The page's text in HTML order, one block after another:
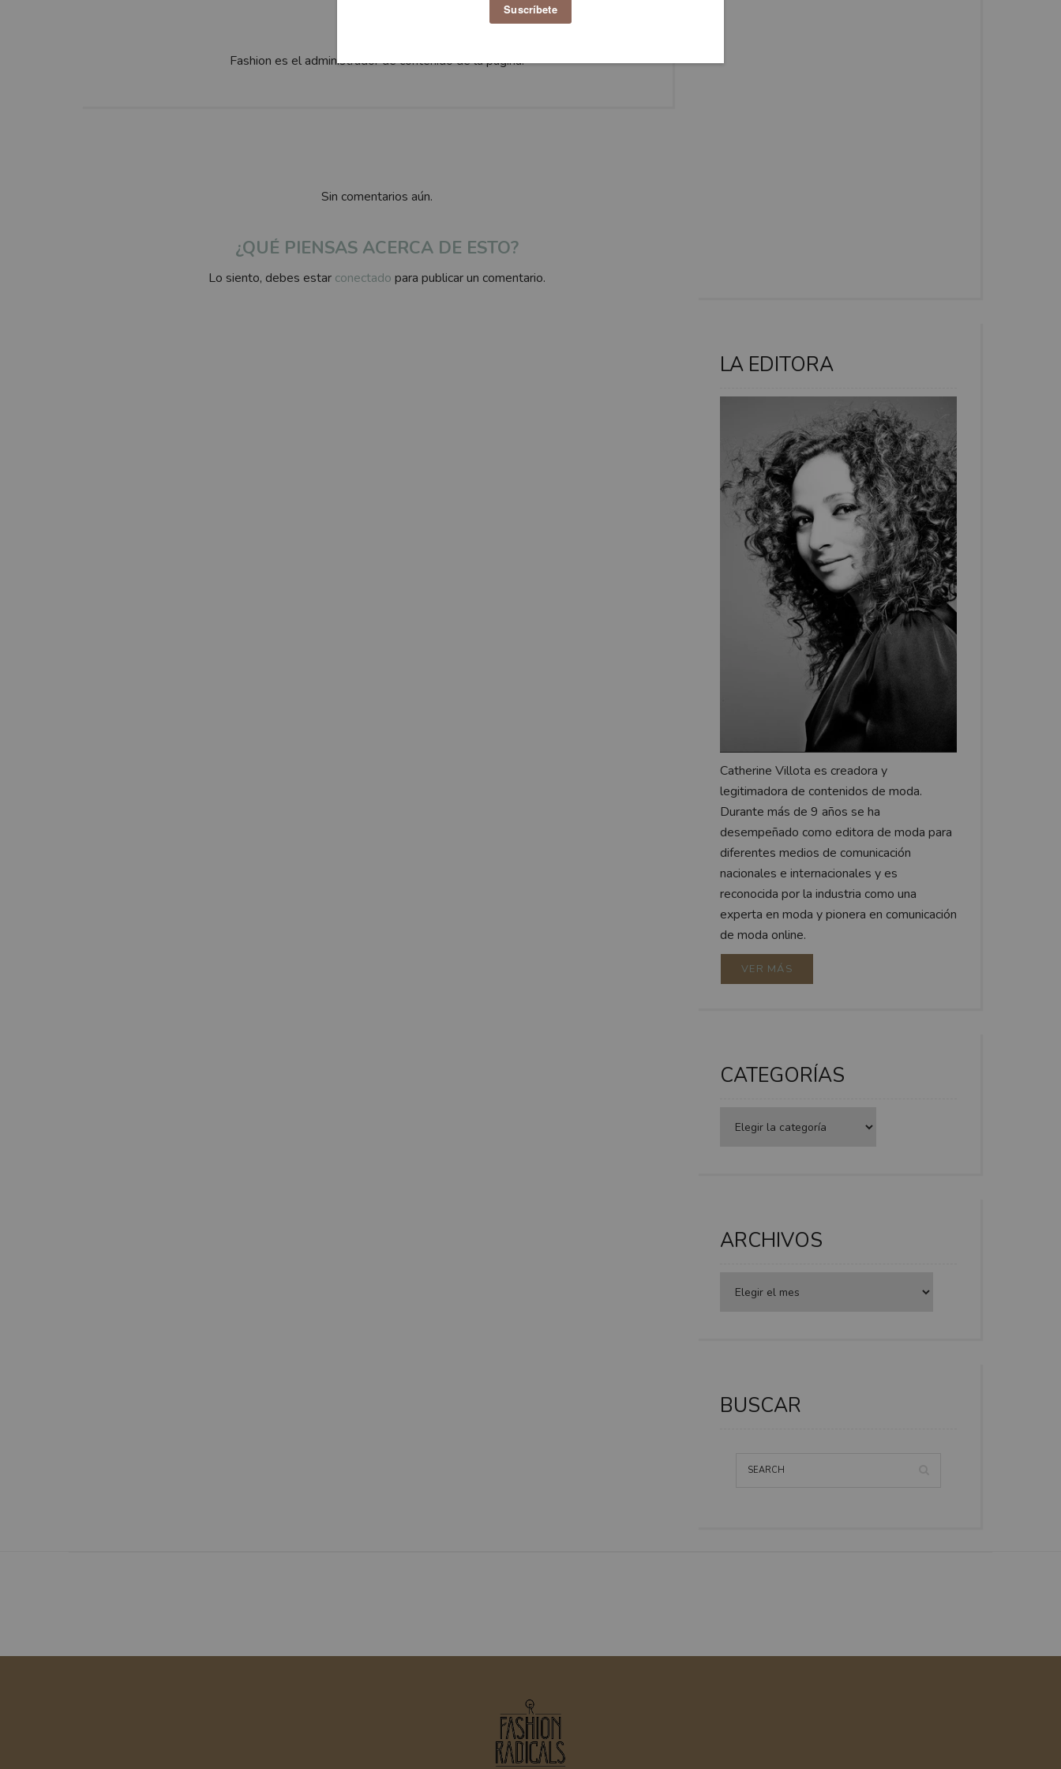
Fashion es el administrador de contenido de la pagina.
Sin comentarios aún.
¿QUÉ PIENSAS ACERCA DE ESTO?
Lo siento, debes estar conectado para publicar un comentario.
LA EDITORA
Catherine Villota es creadora y
legitimadora de contenidos de moda.
Durante más de 9 años se ha
desempeñado como editora de moda para
diferentes medios de comunicación
nacionales e internacionales y es
reconocida por la industria como una
experta en moda y pionera en comunicación
de moda online.
VER MÁS
CATEGORÍAS
ARCHIVOS
BUSCAR